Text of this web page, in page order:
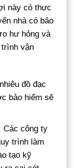
này có thực
nhà có bảo
hư hỏng và
vận
đồ đạc
bảo hiểm sẽ
Các công ty
trình làm
tạo kỹ